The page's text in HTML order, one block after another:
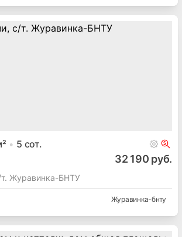
5 сот.
32 190 руб.
Журавинка-БНТУ
Журавинка-бнту